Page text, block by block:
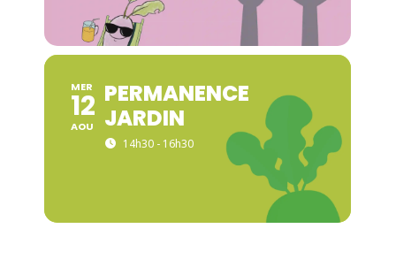
MER
12
AOU
PERMANENCE
JARDIN
14h30 - 16h30